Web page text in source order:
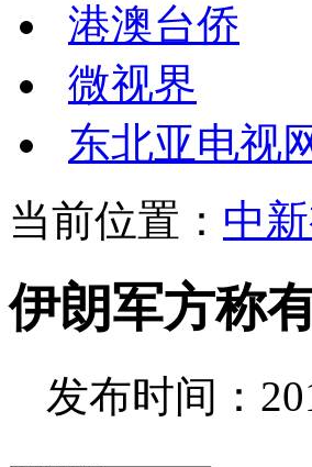
港澳台侨
微视界
东北亚电视
当前位置： 中
伊朗军方称
发布时间：